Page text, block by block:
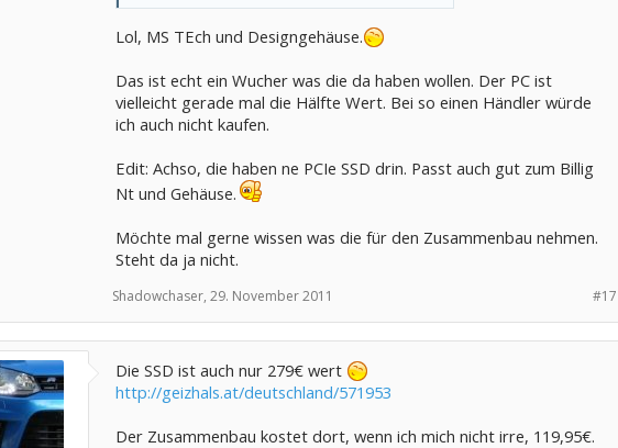
Lol, MS TEch und Designgehäuse.
Das ist echt ein Wucher was die da haben wollen. Der PC ist
vielleicht gerade mal die Hälfte Wert. Bei so einen Händler würde
ich auch nicht kaufen.
Edit: Achso, die haben ne PCIe SSD drin. Passt auch gut zum Billig
Nt und Gehäuse.
Möchte mal gerne wissen was die für den Zusammenbau nehmen.
Steht da ja nicht.
#17
Shadowchaser, 29. November 2011
Die SSD ist auch nur 279€ wert
http://geizhals.at/deutschland/571953
Der Zusammenbau kostet dort, wenn ich mich nicht irre, 119,95€.